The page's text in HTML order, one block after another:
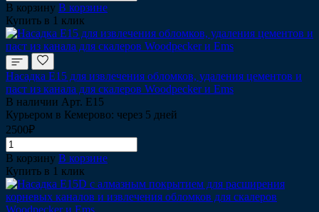
В корзину В корзине
Купить в 1 клик
Насадка Е15 для извлечения обломков, удаления цементов и
паст из канала для скалеров Woodpecker и Ems
В наличии Арт. Е15
Курьером в Кемерово: через 5 дней
2500₽
В корзину В корзине
Купить в 1 клик